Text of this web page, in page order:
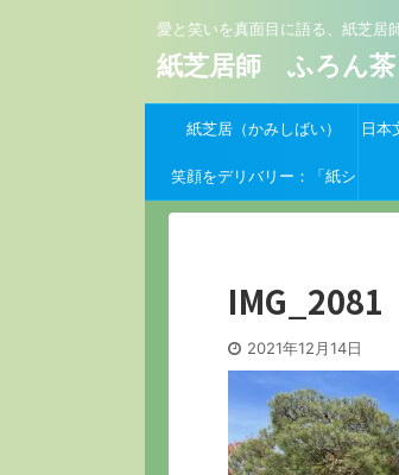
愛と笑いを真面目に語る、紙芝居師
紙芝居師 ふろん茶
紙芝居（かみしばい） 日本
笑顔をデリバリー：「紙シ
IMG_2081
2021年12月14日